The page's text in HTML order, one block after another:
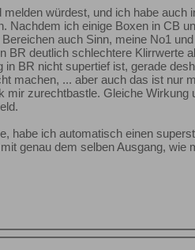
würdest, und ich habe auch
Nachdem ich einige Boxen in CB
auch Sinn, meine No1
BR deutlich schlechtere Klirrwerte
BR nicht supertief ist, gerade
machen, ... aber auch das ist nur
zurechtbastle. Gleiche
habe ich automatisch einen
genau dem selben Ausgang, wie